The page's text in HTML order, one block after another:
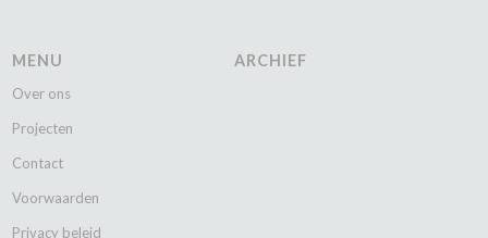
MENU
Over ons
Projecten
Contact
Voorwaarden
Privacy beleid
ARCHIEF